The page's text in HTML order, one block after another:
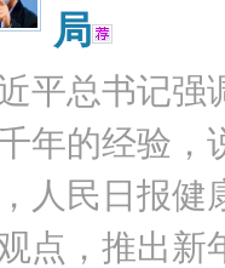
局
平总书记强
年的经验，
人民日报健
点，推出新